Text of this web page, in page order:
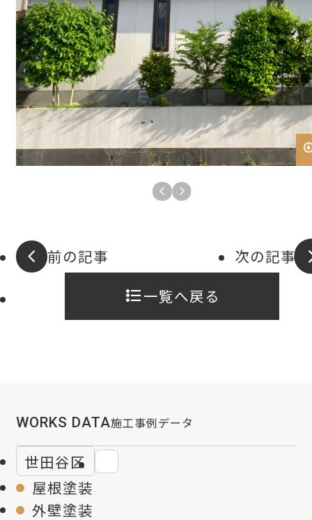
前の記事
次の記事
一覧へ戻る
WORKS DATA施工事例データ
世田谷区
屋根塗装
外壁塗装